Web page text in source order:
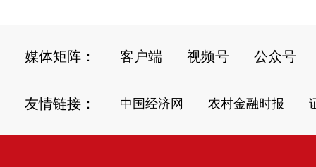
媒体矩阵： 客户端 视频号 公众号
友情链接： 中国经济网 农村金融时报